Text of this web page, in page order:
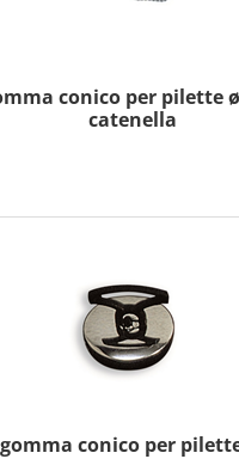
conico per pilette
catenella
conico per